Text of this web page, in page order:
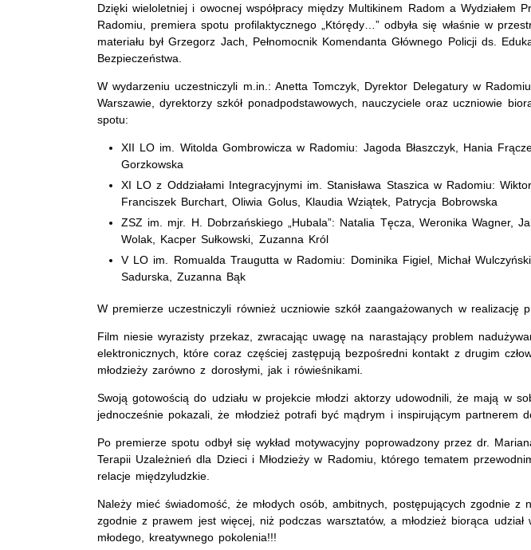
Dzięki wieloletniej i owocnej współpracy między Multikinem Radom a Wydziałem
Radomiu, premiera spotu profilaktycznego „Którędy…” odbyła się właśnie w
materiału był Grzegorz Jach, Pełnomocnik Komendanta Głównego Policji ds.
Bezpieczeństwa.
W wydarzeniu uczestniczyli m.in.: Anetta Tomczyk, Dyrektor Delegatury w
Warszawie, dyrektorzy szkół ponadpodstawowych, nauczyciele oraz uczniowie
spotu:
XII LO im. Witolda Gombrowicza w Radomiu: Jagoda Błaszczyk, Hania
Gorzkowska
XI LO z Oddziałami Integracyjnymi im. Stanisława Staszica w Radomiu:
Franciszek Burchart, Oliwia Golus, Klaudia Wziątek, Patrycja Bobrowska
ZSZ im. mjr. H. Dobrzańskiego „Hubala”: Natalia Tęcza, Weronika Wagner,
Wolak, Kacper Sułkowski, Zuzanna Król
V LO im. Romualda Traugutta w Radomiu: Dominika Figiel, Michał
Sadurska, Zuzanna Bąk
W premierze uczestniczyli również uczniowie szkół zaangażowanych w realizację
Film niesie wyrazisty przekaz, zwracając uwagę na narastający problem
elektronicznych, które coraz częściej zastępują bezpośredni kontakt z drugim
młodzieży zarówno z dorosłymi, jak i rówieśnikami.
Swoją gotowością do udziału w projekcie młodzi aktorzy udowodnili, że mają w
jednocześnie pokazali, że młodzież potrafi być mądrym i inspirującym partnerem
Po premierze spotu odbył się wykład motywacyjny poprowadzony przez dr.
Terapii Uzależnień dla Dzieci i Młodzieży w Radomiu, którego tematem
relacje międzyludzkie.
Należy mieć świadomość, że młodych osób, ambitnych, postępujących zgodnie z
zgodnie z prawem jest więcej, niż podczas warsztatów, a młodzież biorąca
młodego, kreatywnego pokolenia!!!